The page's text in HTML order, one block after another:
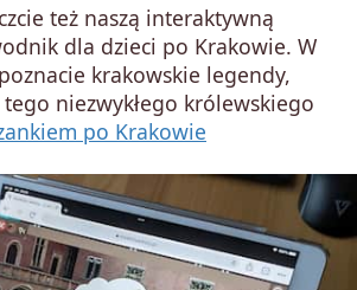
też naszą interaktywną
dla dzieci po Krakowie. W
krakowskie legendy,
niezwykłego królewskiego
po Krakowie